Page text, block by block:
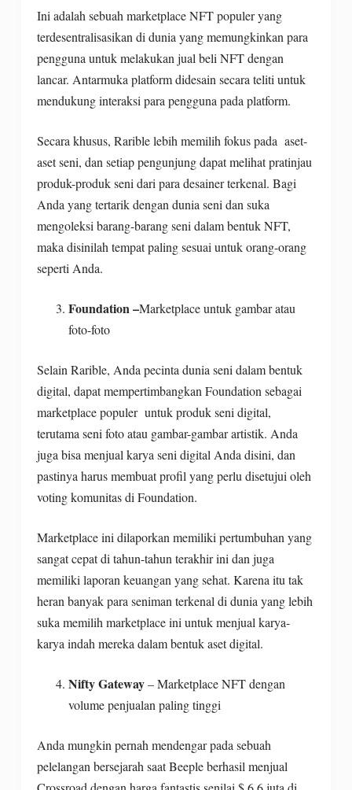
Ini adalah sebuah marketplace NFT populer yang
terdesentralisasikan di dunia yang memungkinkan para
pengguna untuk melakukan jual beli NFT dengan
lancar. Antarmuka platform didesain secara teliti untuk
mendukung interaksi para pengguna pada platform.
Secara khusus, Rarible lebih memilih fokus pada aset-
aset seni, dan setiap pengunjung dapat melihat pratinjau
produk-produk seni dari para desainer terkenal. Bagi
Anda yang tertarik dengan dunia seni dan suka
mengoleksi barang-barang seni dalam bentuk NFT,
maka disinilah tempat paling sesuai untuk orang-orang
seperti Anda.
Foundation –Marketplace untuk gambar atau
foto-foto
Selain Rarible, Anda pecinta dunia seni dalam bentuk
digital, dapat mempertimbangkan Foundation sebagai
marketplace populer untuk produk seni digital,
terutama seni foto atau gambar-gambar artistik. Anda
juga bisa menjual karya seni digital Anda disini, dan
pastinya harus membuat profil yang perlu disetujui oleh
voting komunitas di Foundation.
Marketplace ini dilaporkan memiliki pertumbuhan yang
sangat cepat di tahun-tahun terakhir ini dan juga
memiliki laporan keuangan yang sehat. Karena itu tak
heran banyak para seniman terkenal di dunia yang lebih
suka memilih marketplace ini untuk menjual karya-
karya indah mereka dalam bentuk aset digital.
Nifty Gateway– Marketplace NFT dengan
volume penjualan paling tinggi
Anda mungkin pernah mendengar pada sebuah
pelelangan bersejarah saat Beeple berhasil menjual